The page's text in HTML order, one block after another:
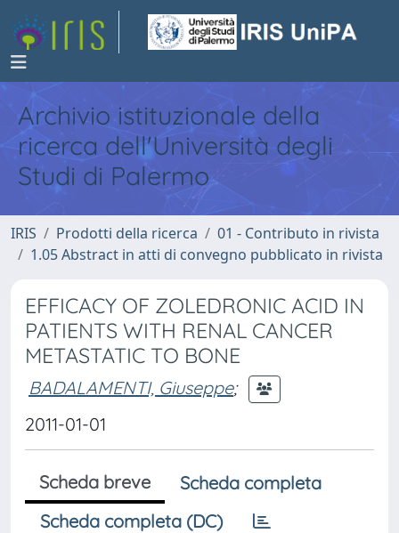
Archivio istituzionale della
ricerca dell'Università degli
Studi di Palermo
IRIS Prodotti della ricerca
01 - Contributo in rivista
1.05 Abstract in atti di convegno pubblicato in rivista
EFFICACY OF ZOLEDRONIC ACID IN
PATIENTS WITH RENAL CANCER
METASTATIC TO BONE
BADALAMENTI, Giuseppe;
2011-01-01
Scheda breve
Scheda completa
Scheda completa (DC)